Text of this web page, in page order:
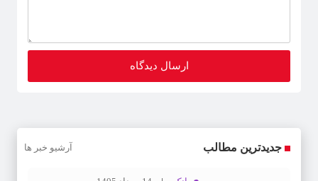
جدیدترین مطالب آرشیو خبر ها